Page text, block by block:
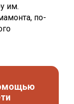
им.
по-